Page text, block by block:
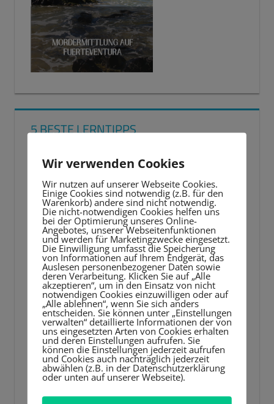
5 BESTE LERNTIPPS
Video-
Wir verwenden Cookies
Wir nutzen auf unserer Webseite Cookies.
Einige Cookies sind notwendig (z.B. für den
Warenkorb) andere sind nicht notwendig.
Die nicht-notwendigen Cookies helfen uns
bei der Optimierung unseres Online-
Angebotes, unserer Webseitenfunktionen
und werden für Marketingzwecke eingesetzt.
Die Einwilligung umfasst die Speicherung
von Informationen auf Ihrem Endgerät, das
Auslesen personenbezogener Daten sowie
deren Verarbeitung. Klicken Sie auf „Alle
akzeptieren“, um in den Einsatz von nicht
notwendigen Cookies einzuwilligen oder auf
„Alle ablehnen“, wenn Sie sich anders
entscheiden. Sie können unter „Einstellungen
verwalten“ detaillierte Informationen der von
uns eingesetzten Arten von Cookies erhalten
und deren Einstellungen aufrufen. Sie
können die Einstellungen jederzeit aufrufen
und Cookies auch nachträglich jederzeit
abwählen (z.B. in der Datenschutzerklärung
oder unten auf unserer Webseite).